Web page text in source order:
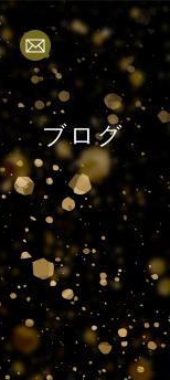
ブログ